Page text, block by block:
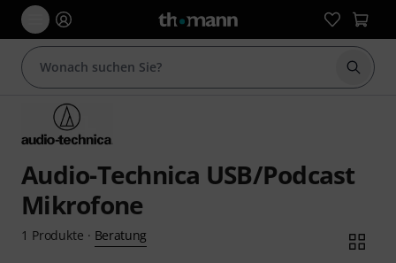
Suche
Audio-Technica USB/Podcast
Mikrofone
1 Produkte · Beratung